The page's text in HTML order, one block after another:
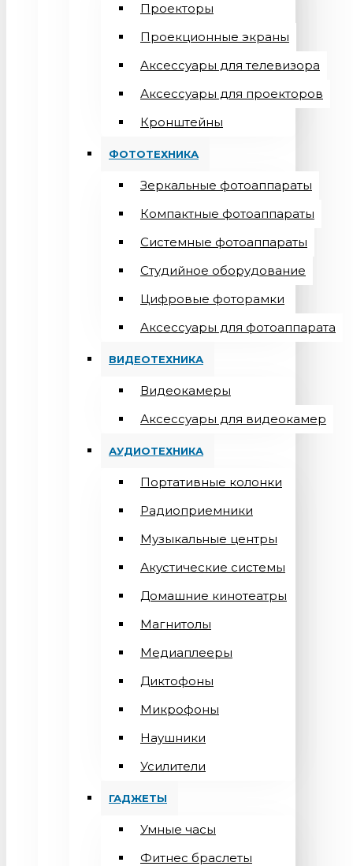
Проекторы
Проекционные экраны
Aксессуары для телевизора
Аксессуары для проекторов
Кронштейны
ФОТОТЕХНИКА
Зеркальные фотоаппараты
Компактные фотоаппараты
Системные фотоаппараты
Студийное оборудование
Цифровые фоторамки
Aксессуары для фотоаппарата
ВИДЕОТЕХНИКА
Видеокамеры
Аксессуары для видеокамер
АУДИОТЕХНИКА
Портативные колонки
Радиоприемники
Музыкальные центры
Акустические системы
Домашние кинотеатры
Магнитолы
Медиаплееры
Диктофоны
Микрофоны
Наушники
Усилители
ГАДЖЕТЫ
Умные часы
Фитнес браслеты